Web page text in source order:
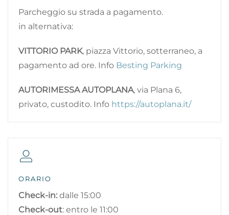
Parcheggio su strada a pagamento.
in alternativa:
VITTORIO PARK, piazza Vittorio, sotterraneo, a
pagamento ad ore. Info Besting Parking
AUTORIMESSA AUTOPLANA, via Plana 6,
privato, custodito. Info https://autoplana.it/
ORARIO
Check-in: dalle 15:00
Check-out: entro le 11:00